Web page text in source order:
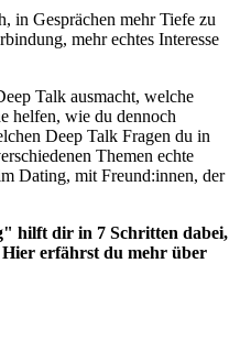
in Gesprächen mehr Tiefe zu
mehr echtes Interesse
Talk ausmacht, welche
helfen, wie du dennoch
Deep Talk Fragen du in
Themen echte
Dating, mit Freund:innen, der
hilft dir in 7 Schritten dabei,
erfährst du mehr über